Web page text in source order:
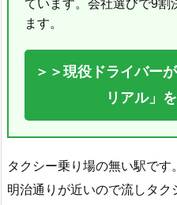
ています。会社選びで9割
ます。
＞＞現役ドライバー
リアル」
タクシー乗り場の無い駅です。
明治通りが近いので流しタ